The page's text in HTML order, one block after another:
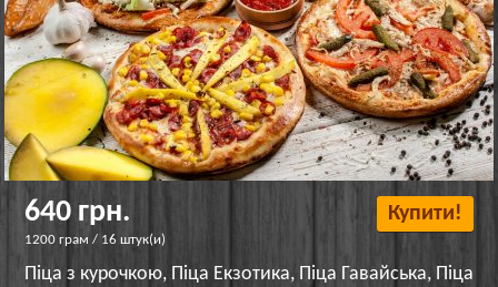
640 грн.
1200 грам / 16 штук(и)
Купити!
Піца з курочкою, Піца Екзотика, Піца Гавайська, Піца